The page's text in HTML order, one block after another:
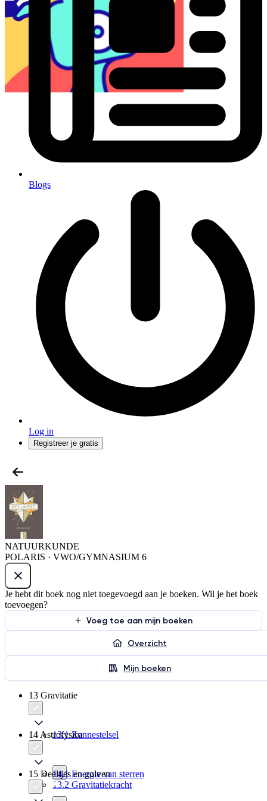
Blogs
Log in
Registreer je gratis
NATUURKUNDE
POLARIS · VWO/GYMNASIUM 6
Je hebt dit boek nog niet toegevoegd aan je boeken. Wil je het boek
toevoegen?
Voeg toe aan mijn boeken
Overzicht
Mijn boeken
13 Gravitatie
13.1 Zonnestelsel
13.2 Gravitatiekracht
14 Astrofysica
14.1 Energie van sterren
15 Deeltjes en golven